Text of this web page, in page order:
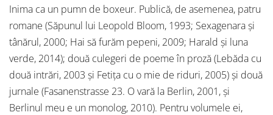
Inima ca un pumn de boxeur. Publică, de asemenea, patru
romane (Săpunul lui Leopold Bloom, 1993; Sexagenara și
tânărul, 2000; Hai să furăm pepeni, 2009; Harald și luna
verde, 2014); două culegeri de poeme în proză (Lebăda cu
două intrări, 2003 și Fetița cu o mie de riduri, 2005) și două
jurnale (Fasanenstrasse 23. O vară la Berlin, 2001, și
Berlinul meu e un monolog, 2010). Pentru volumele ei,